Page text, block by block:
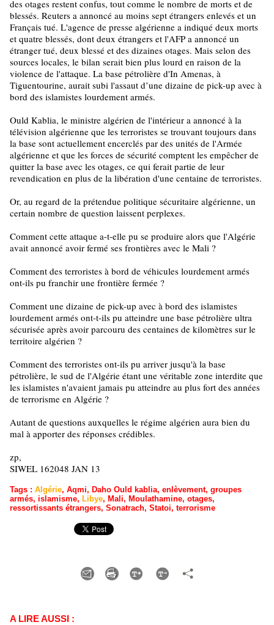
des otages restent confus, tout comme le nombre de morts et de
blessés. Reuters a annoncé au moins sept étrangers enlevés et un
Français tué. L'agence de presse algérienne a indiqué deux morts
et quatre blessés, dont deux étrangers et l'AFP a annoncé un
étranger tué, deux blessé et des dizaines otages. Mais selon des
sources locales, le bilan serait bien plus lourd en raison de la
violence de l'attaque. La base pétrolière d'In Amenas, à
Tiguentourine, aurait subi l'assaut d’une dizaine de pick-up avec à
bord des islamistes lourdement armés.
Ould Kablia, le ministre algérien de l'intérieur a annoncé à la
télévision algérienne que les terroristes se trouvant toujours dans
la base sont actuellement encerclés par des unités de l'Armée
algérienne et que les forces de sécurité comptent les empêcher de
quitter la base avec les otages, ce qui ferait partie de leur
revendication en plus de la libération d'une centaine de terroristes.
Or, au regard de la prétendue politique sécuritaire algérienne, un
certain nombre de question laissent perplexes.
Comment cette attaque a-t-elle pu se produire alors que l'Algérie
avait annoncé avoir fermé ses frontières avec le Mali ?
Comment des terroristes à bord de véhicules lourdement armés
ont-ils pu franchir une frontière fermée ?
Comment une dizaine de pick-up avec à bord des islamistes
lourdement armés ont-t-ils pu atteindre une base pétrolière ultra
sécurisée après avoir parcouru des centaines de kilomètres sur le
territoire algérien ?
Comment des terroristes ont-ils pu arriver jusqu'à la base
pétrolière, le sud de l'Algérie étant une véritable zone interdite que
les islamistes n'avaient jamais pu atteindre au plus fort des années
de terrorisme en Algérie ?
Autant de questions auxquelles le régime algérien aura bien du
mal à apporter des réponses crédibles.
zp,
SIWEL 162048 JAN 13
Tags : Algérie, Aqmi, Daho Ould kablia, enlèvement, groupes
armés, islamisme, Libye, Mali, Moulathamine, otages,
ressortissants étrangers, Sonatrach, Statoi, terrorisme
A LIRE AUSSI :